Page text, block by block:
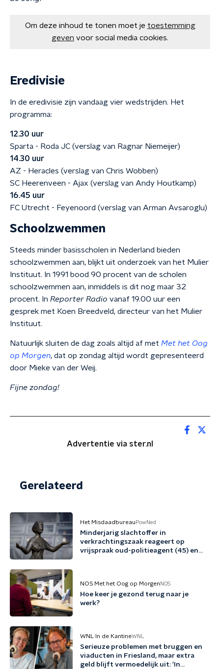
Om deze inhoud te tonen moet je toestemming
geven voor social media cookies.
Eredivisie
In de eredivisie zijn vandaag vier wedstrijden. Het
programma:
12.30 uur
Sparta - Roda JC (verslag van Ragnar Niemeijer)
14.30 uur
AZ - Heracles (verslag van Chris Wobben)
SC Heerenveen - Ajax (verslag van Andy Houtkamp)
16.45 uur
FC Utrecht - Feyenoord (verslag van Arman Avsaroglu)
Schoolzwemmen
Steeds minder basisscholen in Nederland bieden
schoolzwemmen aan, blijkt uit onderzoek van het Mulier
Instituut. In 1991 bood 90 procent van de scholen
schoolzwemmen aan, inmiddels is dit nog maar 32
procent. In Reporter Radio vanaf 19.00 uur een
gesprek met Koen Breedveld, directeur van het Mulier
Instituut.
Natuurlijk sluiten de dag zoals altijd af met Met het Oog
op Morgen, dat op zondag altijd wordt gepresenteerd
door Mieke van der Weij.
Fijne zondag!
Advertentie via ster.nl
Gerelateerd
Het Misdaadbureau PowNed
Minderjarig slachtoffer in
verkrachtingszaak reageert op
vrijspraak oud-politieagent (45) en
NOS Met het Oog op Morgen NOS
Hoe keer je gezond terug naar je
werk?
WNL In de KantineWNL
Serieuze problemen met bruggen en
viaducten in Friesland, maar extra
geld blijft vermoedelijk uit: 'In